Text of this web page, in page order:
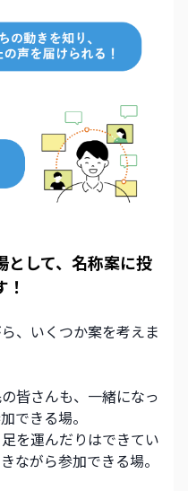
として、名称案に投
、いくつか案を考えま
皆さんも、一緒になっ
できる場。
を運んだりはできてい
ながら参加できる場。